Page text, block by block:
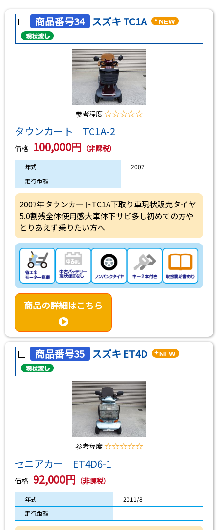
商品番号34 スズキ TC1A
参考程度☆☆☆☆☆
タウンカート TC1A-2
価格 100,000円 （非課税）
年式
2007
走行距離
-
2007年タウンカートTC1A下取り車現状販売タイヤ
5.0割残全体使用感大車体下サビ多し初めての方や
とりあえず乗りたい方へ
商品の詳細はこちら
商品番号35 スズキ ET4D
参考程度☆☆☆☆☆
セニアカー ET4D6-1
価格 92,000円 （非課税）
年式
2011/8
走行距離
-